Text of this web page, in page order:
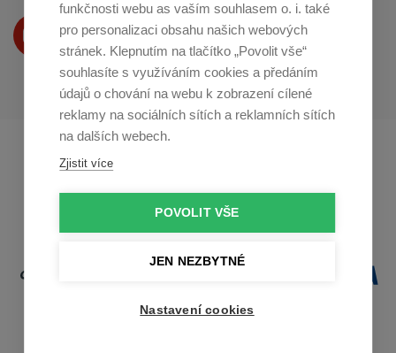
funkčnosti webu as vaším souhlasem o. i. také
pro personalizaci obsahu našich webových
stránek. Klepnutím na tlačítko „Povolit vše“
souhlasíte s využíváním cookies a předáním
údajů o chování na webu k zobrazení cílené
reklamy na sociálních sítích a reklamních sítích
na dalších webech.
Zjistit více
POVOLIT VŠE
JEN NEZBYTNÉ
Nastavení cookies
Produkty Vám představujeme
na Youtube
Profikuchar.sk